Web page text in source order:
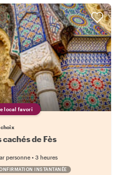
local favori
choix
de Fès
personne • 3 heures
INSTANTANÉE